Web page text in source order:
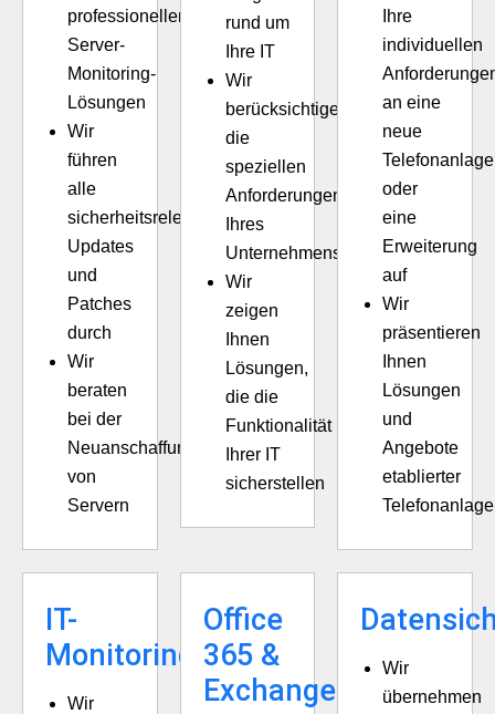
professionellen
Server-
Monitoring-
Lösungen
Wir
führen
alle
sicherheitsrelevanten
Updates
und
Patches
durch
Wir
beraten
bei der
Neuanschaffung
von
Servern
rund um
Ihre IT
Wir
berücksichtigen
die
speziellen
Anforderungen
Ihres
Unternehmens
Wir
zeigen
Ihnen
Lösungen,
die die
Funktionalität
Ihrer IT
sicherstellen
Ihre
individuellen
an eine
neue
Telefonanlage
oder
eine
Erweiterung
auf
Wir
präsentieren
Ihnen
Lösungen
und
Angebote
etablierter
IT-
Monitoring
Wir
Office
365 &
Exchange
Wir
übernehmen